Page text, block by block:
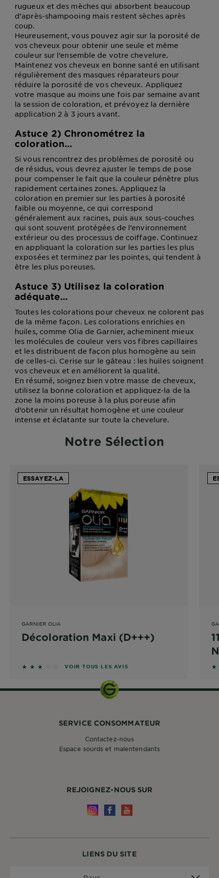
rugueux et des mèches qui absorbent beaucoup
d’après-shampooing mais restent sèches après
coup.
Heureusement, vous pouvez agir sur la porosité de
vos cheveux pour obtenir une seule et même
couleur sur l’ensemble de votre chevelure.
Maintenez vos cheveux en bonne santé en utilisant
régulièrement des masques réparateurs pour
réduire la porosité de vos cheveux. Appliquez
votre masque au moins une fois par semaine avant
la session de coloration, et prévoyez la dernière
application 2 à 3 jours avant.
Astuce 2) Chronométrez la
coloration…
Si vous rencontrez des problèmes de porosité ou
de résidus, vous devrez ajuster le temps de pose
pour compenser le fait que la couleur pénètre plus
rapidement certaines zones. Appliquez la
coloration en premier sur les parties à porosité
faible ou moyenne, ce qui correspond
généralement aux racines, puis aux sous-couches
qui sont souvent protégées de l’environnement
extérieur ou des processus de coiffage. Continuez
en appliquant la coloration sur les parties les plus
exposées et terminez par les pointes, qui tendent à
être les plus poreuses.
Astuce 3) Utilisez la coloration
adéquate…
Toutes les colorations pour cheveux ne colorent pas
de la même façon. Les colorations enrichies en
huiles, comme Olia de Garnier, acheminent mieux
les molécules de couleur vers vos fibres capillaires
et les distribuent de façon plus homogène au sein
de celles-ci. Cerise sur le gâteau : les huiles soignent
vos cheveux et en améliorent la qualité.
En résumé, soignez bien votre masse de cheveux,
utilisez la bonne coloration et appliquez-la de la
zone la moins poreuse à la plus poreuse afin
d’obtenir un résultat homogène et une couleur
intense et éclatante sur toute la chevelure.
Notre Sélection
ESSAYEZ-LA
GARNIER OLIA
Décoloration Maxi (D+++)
2.7778 sur 5 étoiles basé sur les avis
VOIR TOUS LES AVIS
LIENS DU SITE
REJOIGNEZ-NOUS SUR
SERVICE CONSOMMATEUR
Contactez-nous
Espace sourds et malentendants